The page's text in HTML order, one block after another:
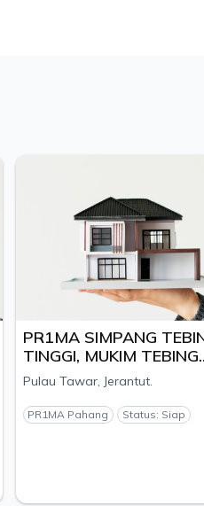
PR1MA SIMPANG
TINGGI, MUKIM TEBING
TINGGI, DAERAH
PAHANG - PEMAJU TR
CITYLAND S/B
Pulau Tawar, Jerantut.
PR1MA Pahang Status: Siap